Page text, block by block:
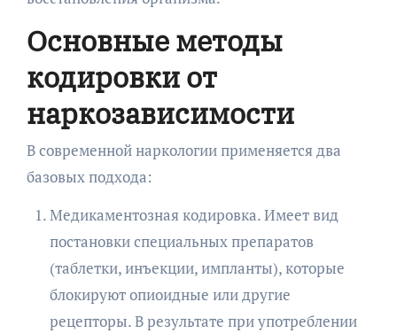
Основные методы
кодировки от
наркозависимости
В современной наркологии применяется два
базовых подхода:
Медикаментозная кодировка. Имеет вид
постановки специальных препаратов
(таблетки, инъекции, импланты), которые
блокируют опиоидные или другие
рецепторы. В результате при употреблении